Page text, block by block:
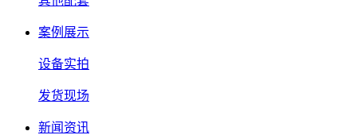
案例展示
设备实拍
发货现场
新闻资讯